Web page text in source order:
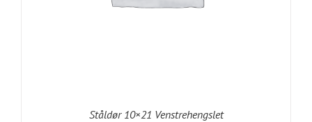
Ståldør 10×21 Venstrehengslet